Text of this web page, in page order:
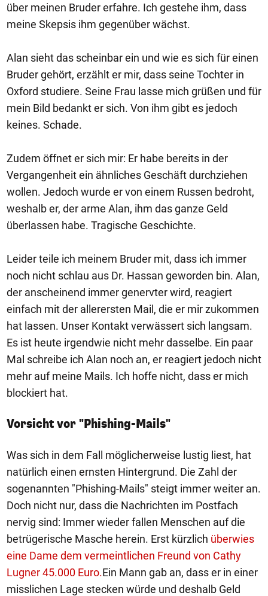
über meinen Bruder erfahre. Ich gestehe ihm, dass
meine Skepsis ihm gegenüber wächst.
Alan sieht das scheinbar ein und wie es sich für einen
Bruder gehört, erzählt er mir, dass seine Tochter in
Oxford studiere. Seine Frau lasse mich grüßen und für
mein Bild bedankt er sich. Von ihm gibt es jedoch
keines. Schade.
Zudem öffnet er sich mir: Er habe bereits in der
Vergangenheit ein ähnliches Geschäft durchziehen
wollen. Jedoch wurde er von einem Russen bedroht,
weshalb er, der arme Alan, ihm das ganze Geld
überlassen habe. Tragische Geschichte.
Leider teile ich meinem Bruder mit, dass ich immer
noch nicht schlau aus Dr. Hassan geworden bin. Alan,
der anscheinend immer genervter wird, reagiert
einfach mit der allerersten Mail, die er mir zukommen
hat lassen. Unser Kontakt verwässert sich langsam.
Es ist heute irgendwie nicht mehr dasselbe. Ein paar
Mal schreibe ich Alan noch an, er reagiert jedoch nicht
mehr auf meine Mails. Ich hoffe nicht, dass er mich
blockiert hat.
Vorsicht vor "Phishing-Mails"
Was sich in dem Fall möglicherweise lustig liest, hat
natürlich einen ernsten Hintergrund. Die Zahl der
sogenannten "Phishing-Mails" steigt immer weiter an.
Doch nicht nur, dass die Nachrichten im Postfach
nervig sind: Immer wieder fallen Menschen auf die
betrügerische Masche herein. Erst kürzlich überwies
eine Dame dem vermeintlichen Freund von Cathy
Lugner 45.000 Euro.Ein Mann gab an, dass er in einer
misslichen Lage stecken würde und deshalb Geld